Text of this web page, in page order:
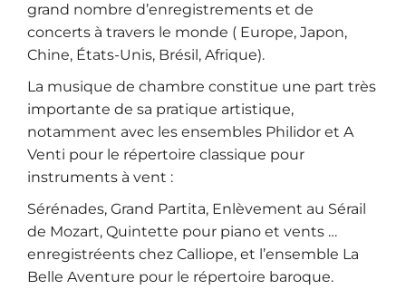
grand nombre d’enregistrements et de
concerts à travers le monde ( Europe, Japon,
Chine, États-Unis, Brésil, Afrique).
La musique de chambre constitue une part très
importante de sa pratique artistique,
notamment avec les ensembles Philidor et A
Venti pour le répertoire classique pour
instruments à vent :
Sérénades, Grand Partita, Enlèvement au Sérail
de Mozart, Quintette pour piano et vents …
enregistréents chez Calliope, et l’ensemble La
Belle Aventure pour le répertoire baroque.